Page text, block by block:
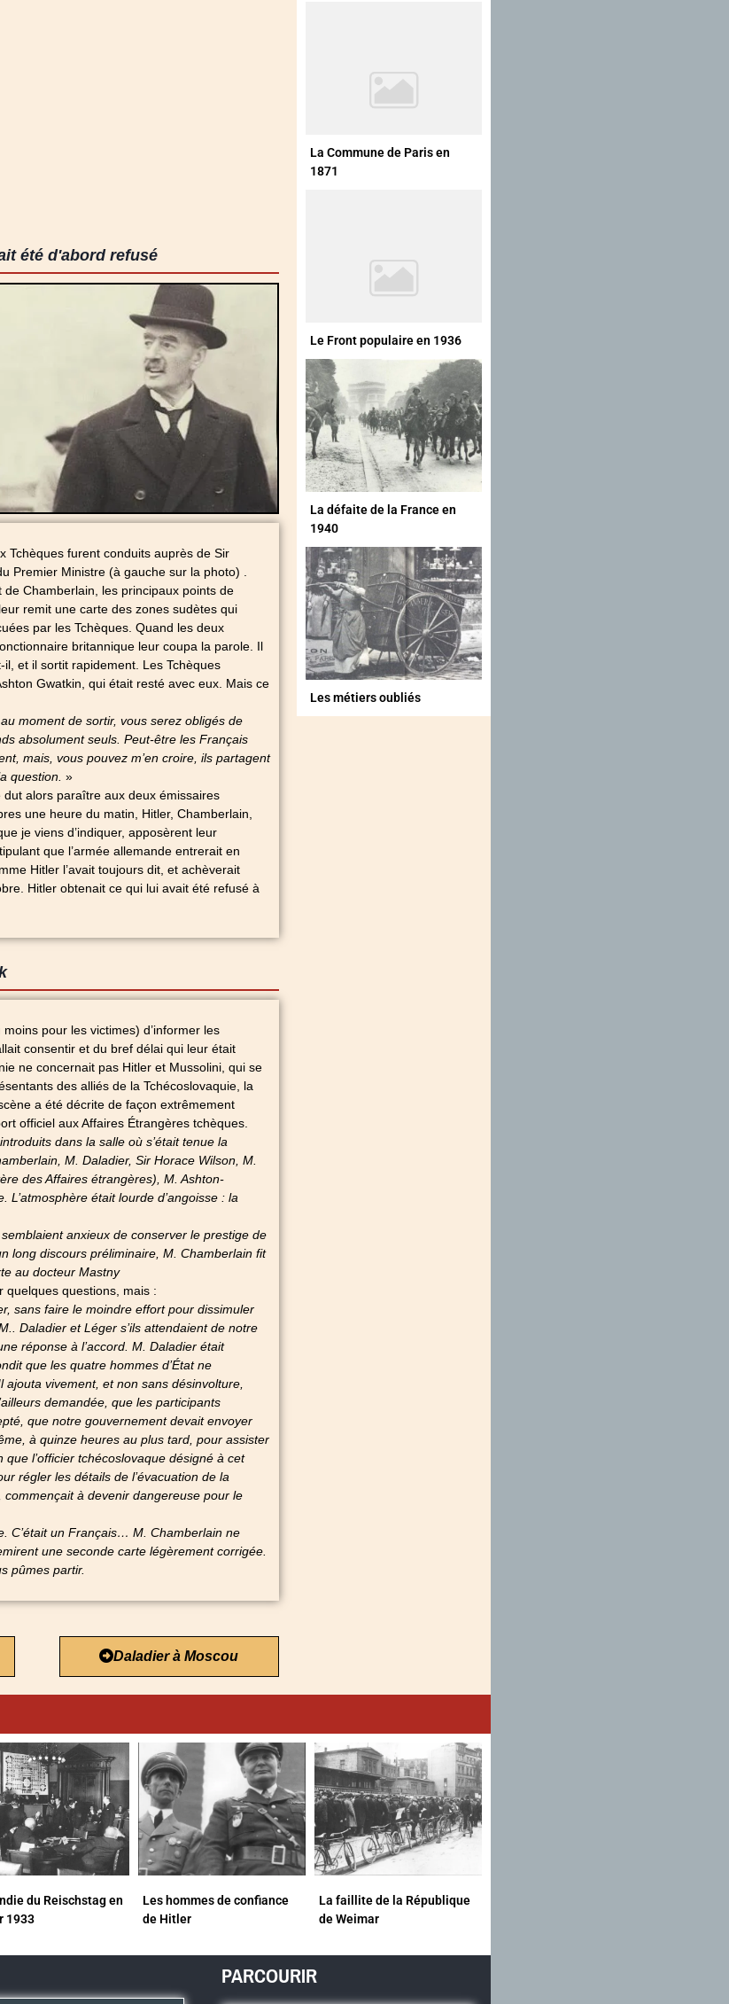
été d'abord refusé
Tchèques furent conduits auprès de Sir
Premier Ministre (à gauche sur la photo) .
Chamberlain, les principaux points de
remit une carte des zones sudètes qui
par les Tchèques. Quand les deux
britannique leur coupa la parole. Il
et il sortit rapidement. Les Tchèques
Gwatkin, qui était resté avec eux. Mais ce
moment de sortir, vous serez obligés de
absolument seuls. Peut-être les Français
mais, vous pouvez m’en croire, ils partagent
question. »
dut alors paraître aux deux émissaires
une heure du matin, Hitler, Chamberlain,
je viens d’indiquer, apposèrent leur
que l’armée allemande entrerait en
Hitler l’avait toujours dit, et achèverait
Hitler obtenait ce qui lui avait été refusé à
pour les victimes) d’informer les
consentir et du bref délai qui leur était
ne concernait pas Hitler et Mussolini, qui se
des alliés de la Tchécoslovaquie, la
a été décrite de façon extrêmement
officiel aux Affaires Étrangères tchèques.
dans la salle où s’était tenue la
M. Daladier, Sir Horace Wilson, M.
des Affaires étrangères), M. Ashton-
était lourde d’angoisse : la
anxieux de conserver le prestige de
long discours préliminaire, M. Chamberlain fit
au docteur Mastny
quelques questions, mais :
sans faire le moindre effort pour dissimuler
Daladier et Léger s’ils attendaient de notre
réponse à l’accord. M. Daladier était
que les quatre hommes d’État ne
vivement, et non sans désinvolture,
demandée, que les participants
que notre gouvernement devait envoyer
à quinze heures au plus tard, pour assister
l’officier tchécoslovaque désigné à cet
régler les détails de l’évacuation de la
commençait à devenir dangereuse pour le
C’était un Français… M. Chamberlain ne
une seconde carte légèrement corrigée.
pûmes partir.
Daladier à Moscou
La Commune de Paris en
1871
Le Front populaire en 1936
La défaite de la France en
1940
Les métiers oubliés
du Reischstag en
1933
Les hommes de confiance
de Hitler
La faillite de la République
de Weimar
PARCOURIR